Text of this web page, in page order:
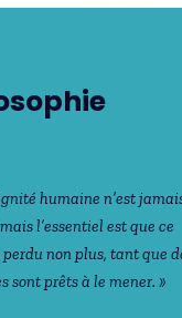
humaine n’est
l’essentiel est que ce
non plus, tant que
sont prêts à le mener. »